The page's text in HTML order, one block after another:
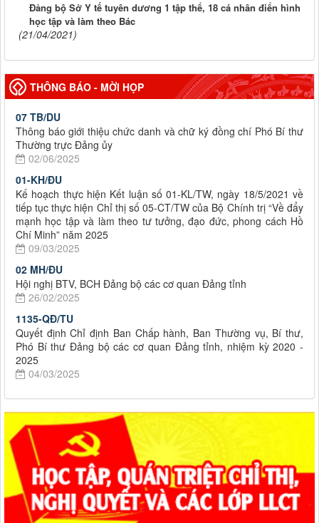
Đảng bộ Sở Y tế tuyên dương 1 tập thể, 18 cá nhân điển hình
học tập và làm theo Bác
(21/04/2021)
THÔNG BÁO - MỜI HỌP
07 TB/DU
Thông báo giới thiệu chức danh và chữ ký đồng chí Phó Bí thư
Thường trực Đảng ủy
02/06/2025
01-KH/ĐU
Kế hoạch thực hiện Kết luận số 01-KL/TW, ngày 18/5/2021 về
tiếp tục thực hiện Chỉ thị số 05-CT/TW của Bộ Chính trị “Về đẩy
mạnh học tập và làm theo tư tưởng, đạo đức, phong cách Hồ
Chí Minh” năm 2025
09/03/2025
02 MH/ĐU
Hội nghị BTV, BCH Đảng bộ các cơ quan Đảng tỉnh
26/02/2025
1135-QĐ/TU
Quyết định Chỉ định Ban Chấp hành, Ban Thường vụ, Bí thư,
Phó Bí thư Đảng bộ các cơ quan Đảng tỉnh, nhiệm kỳ 2020 -
2025
04/03/2025